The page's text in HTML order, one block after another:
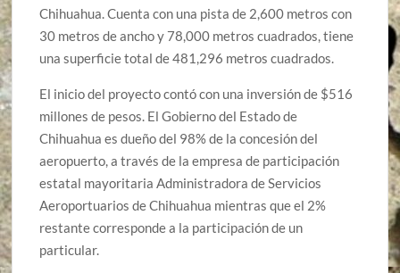
Chihuahua. Cuenta con una pista de 2,600 metros con
30 metros de ancho y 78,000 metros cuadrados, tiene
una superficie total de 481,296 metros cuadrados.
El inicio del proyecto contó con una inversión de $516
millones de pesos. El Gobierno del Estado de
Chihuahua es dueño del 98% de la concesión del
aeropuerto, a través de la empresa de participación
estatal mayoritaria Administradora de Servicios
Aeroportuarios de Chihuahua mientras que el 2%
restante corresponde a la participación de un
particular.